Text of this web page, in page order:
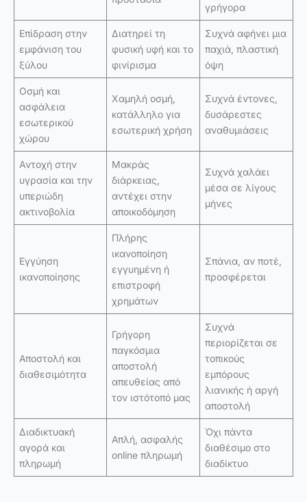
γρήγορα
Επίδραση στην
εμφάνιση του
ξύλου
Διατηρεί τη
φυσική υφή και το
φινίρισμα
Συχνά αφήνει μια
παχιά, πλαστική
όψη
Οσμή και
ασφάλεια
εσωτερικού
χώρου
Χαμηλή οσμή,
κατάλληλο για
εσωτερική χρήση
Συχνά έντονες,
δυσάρεστες
αναθυμιάσεις
Αντοχή στην
υγρασία και την
υπεριώδη
ακτινοβολία
Μακράς
διάρκειας,
αντέχει στην
αποικοδόμηση
Συχνά χαλάει
μέσα σε λίγους
μήνες
Εγγύηση
ικανοποίησης
Πλήρης
ικανοποίηση
εγγυημένη ή
επιστροφή
χρημάτων
Σπάνια, αν ποτέ,
προσφέρεται
Αποστολή και
διαθεσιμότητα
Γρήγορη
παγκόσμια
αποστολή
απευθείας από
τον ιστότοπό μας
Συχνά
περιορίζεται σε
τοπικούς
εμπόρους
λιανικής ή αργή
αποστολή
Διαδικτυακή
αγορά και
πληρωμή
Απλή, ασφαλής
online πληρωμή
Όχι πάντα
διαθέσιμο στο
διαδίκτυο